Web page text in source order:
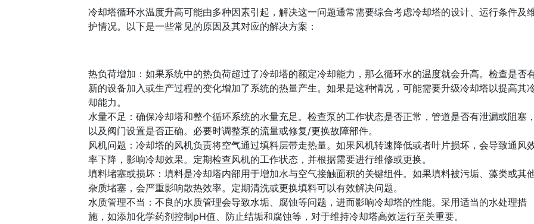
冷却塔循环水温度升高可能由多种因素引起，解决这一问题通常需要综合考虑冷却塔的设计、运行条件及
护情况。以下是一些常见的原因及其对应的解决方案：
热负荷增加：如果系统中的热负荷超过了冷却塔的额定冷却能力，那么循环水的温度就会升高。检查是否
新的设备加入或生产过程的变化增加了系统的热量产生。如果是这种情况，可能需要升级冷却塔以提高其
却能力。
水量不足：确保冷却塔和整个循环系统的水量充足。检查泵的工作状态是否正常，管道是否有泄漏或阻塞，
以及阀门设置是否正确。必要时调整泵的流量或修复/更换故障部件。
风机问题：冷却塔的风机负责将空气通过填料层带走热量。如果风机转速降低或者叶片损坏，会导致通风
率下降，影响冷却效果。定期检查风机的工作状态，并根据需要进行维修或更换。
填料堵塞或损坏：填料是冷却塔内部用于增加水与空气接触面积的关键组件。如果填料被污垢、藻类或其
杂质堵塞，会严重影响散热效率。定期清洗或更换填料可以有效解决问题。
水质管理不当：不良的水质管理会导致水垢、腐蚀等问题，进而影响冷却塔的性能。采用适当的水处理措
施，如添加化学药剂控制pH值、防止结垢和腐蚀等，对于维持冷却塔高效运行至关重要。